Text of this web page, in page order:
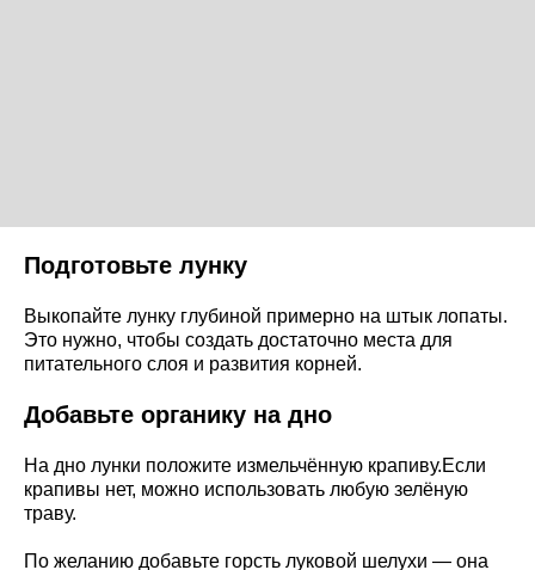
Подготовьте лунку
Выкопайте лунку глубиной примерно на штык лопаты.
Это нужно, чтобы создать достаточно места для
питательного слоя и развития корней.
Добавьте органику на дно
На дно лунки положите измельчённую крапиву.Если
крапивы нет, можно использовать любую зелёную
траву.
По желанию добавьте горсть луковой шелухи — она